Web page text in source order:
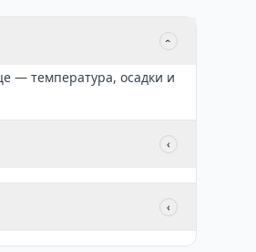
‹
— температура, осадки и
‹
‹